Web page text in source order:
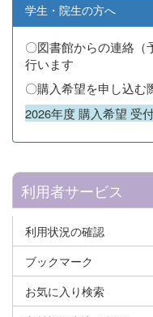
学生・院生の方へ
〇図書館からの連絡（
行います
〇購入希望を申し込む
2026年度 購入希望 受
利用者サービス
利用状況の確認
ブックマーク
お気に入り検索